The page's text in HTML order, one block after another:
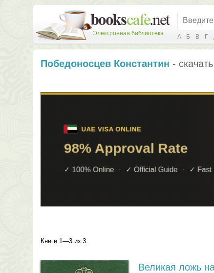
Электронная библиотека А Б В Г
Победоносцев Константин -
Книги 1—3 из 3.
Великая ложь